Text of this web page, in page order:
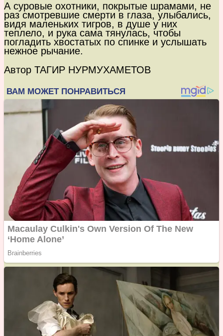
А суровые охотники, покрытые шрамами, не
раз смотревшие смерти в глаза, улыбались,
видя маленьких тигров, в душе у них
теплело, и рука сама тянулась, чтобы
погладить хвостатых по спинке и услышать
нежное рычание.
Автор ТАГИР НУРМУХАМЕТОВ